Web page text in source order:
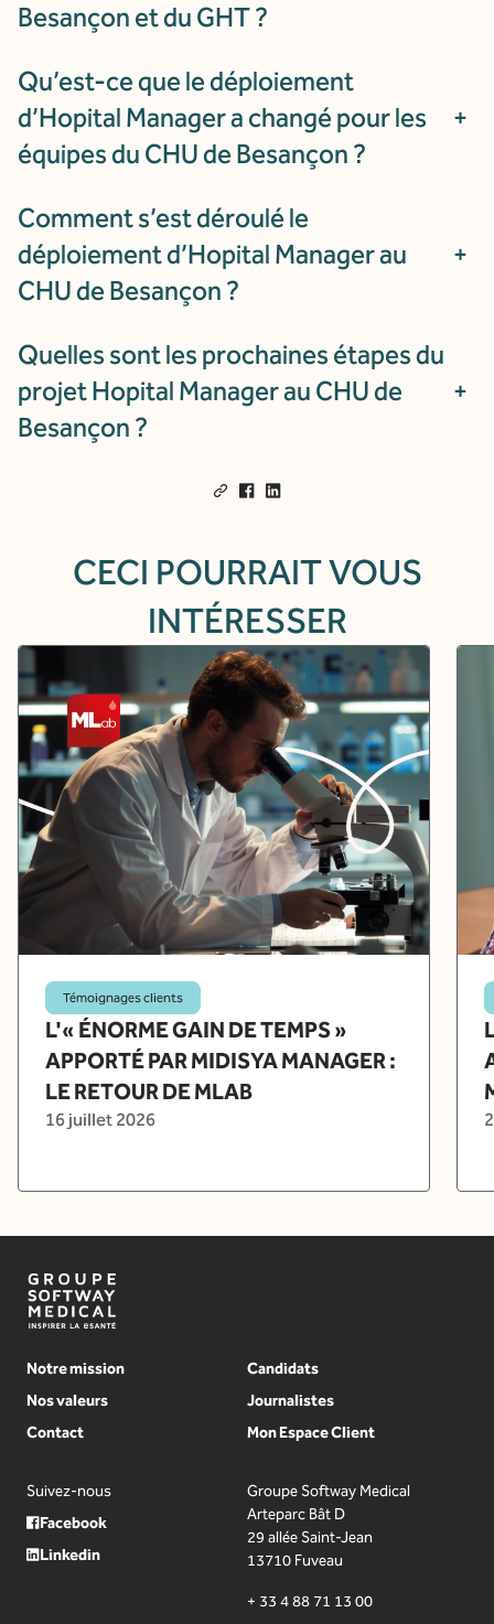
Besançon et du GHT ?
Qu’est-ce que le déploiement
d’Hopital Manager a changé pour les
équipes du CHU de Besançon ?
+
Comment s’est déroulé le
déploiement d’Hopital Manager au
CHU de Besançon ?
+
Quelles sont les prochaines étapes du
projet Hopital Manager au CHU de
Besançon ?
+
CECI POURRAIT VOUS
INTÉRESSER
Témoignages clients
L'« ÉNORME GAIN DE TEMPS »
APPORTÉ PAR MIDISYA MANAGER :
LE RETOUR DE MLAB
16 juillet 2026
Notre mission
Nos valeurs
Contact
Candidats
Journalistes
Mon Espace Client
Suivez-nous
Facebook
Linkedin
Groupe Softway Medical
Arteparc Bât D
29 allée Saint-Jean
13710 Fuveau
+ 33 4 88 71 13 00